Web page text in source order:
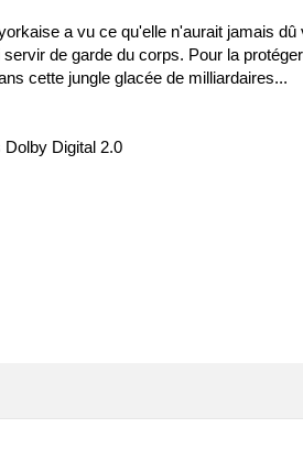
a vu ce qu'elle n'aurait jamais dû
de garde du corps. Pour la
cette jungle glacée de milliardaires...
Digital 2.0